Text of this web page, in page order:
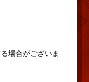
場合がございま